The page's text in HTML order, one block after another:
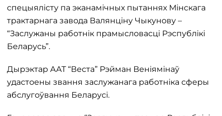
спецыялісту па эканамічных пытаннях Мінскага
трактарнага завода Валянціну Чыкунову –
“Заслужаны работнік прамысловасці Рэспублікі
Беларусь”.
Дырэктар ААТ “Веста” Рэйман Веніямінаў
удастоены звання заслужанага работніка сферы
абслугоўвання Беларусі.